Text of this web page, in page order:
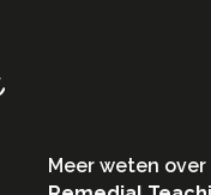
Meer weten over